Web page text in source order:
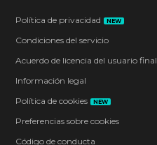
Política de privacidad NEW
Condiciones del servicio
Acuerdo de licencia del usuario final
Información legal
Política de cookies
NEW
Preferencias sobre cookies
Código de conducta